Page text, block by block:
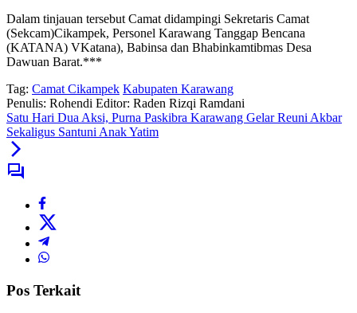
Dalam tinjauan tersebut Camat didampingi Sekretaris Camat
(Sekcam)Cikampek, Personel Karawang Tanggap Bencana
(KATANA) VKatana), Babinsa dan Bhabinkamtibmas Desa
Dawuan Barat.***
Tag: Camat Cikampek Kabupaten Karawang
Penulis: Rohendi Editor: Raden Rizqi Ramdani
Satu Hari Dua Aksi, Purna Paskibra Karawang Gelar Reuni Akbar
Sekaligus Santuni Anak Yatim
Pos Terkait